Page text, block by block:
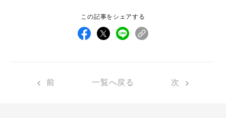
この記事をシェアする
前 一覧へ戻る 次